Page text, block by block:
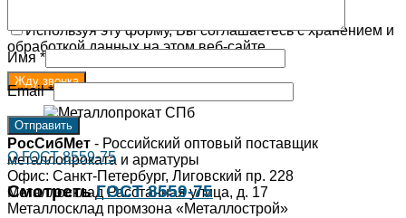
Используя эту форму, Вы соглашаетесь с хранением и
обработкой данных на этом веб-сайте.
РосСибМет - Российский оптовый поставщик
металлопроката и арматуры
Офис: Санкт-Петербург, Лиговский пр. 228
Металлосклад Расстанная улица, д. 17
Металлосклад промзона «Металлострой»
Имя *
Email*
О ГОСТ 8559-75
СмотретьГОСТ 8559-75